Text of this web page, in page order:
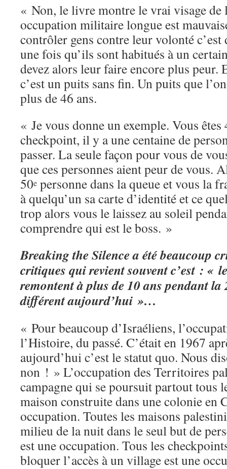
« Non, le livre montre le vrai visage de
occupation militaire longue est
contrôler gens contre leur volonté
une fois qu’ils sont habitués à un
devez alors leur faire encore plus peur.
c’est un puits sans fin. Un puits que
plus de 46 ans.
« Je vous donne un exemple. Vous êtes
checkpoint, il y a une centaine de
passer. La seule façon pour vous de
que ces personnes aient peur de vous.
50e personne dans la queue et vous la
à quelqu’un sa carte d’identité et ce
trop alors vous le laissez au soleil
comprendre qui est le boss. »
Breaking the Silence a été beaucoup
critiques qui revient souvent c’est : «
remontent à plus de 10 ans pendant la
différent aujourd’hui »…
« Pour beaucoup d’Israéliens,
l’Histoire, du passé. C’était en 1967
aujourd’hui c’est le statut quo. Nous
non ! » L’occupation des Territoires
campagne qui se poursuit partout tous
maison construite dans une colonie en
occupation. Toutes les maisons
milieu de la nuit dans le seul but de
est une occupation. Tous les
bloquer l’accès à un village est une